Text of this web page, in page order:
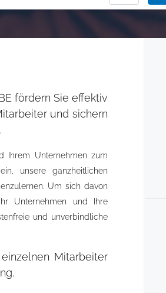
fördern Sie effektiv
und sichern
Ihrem Unternehmen zum
unsere ganzheitlichen
Um sich davon
Unternehmen und Ihre
und unverbindliche
Mitarbeiter